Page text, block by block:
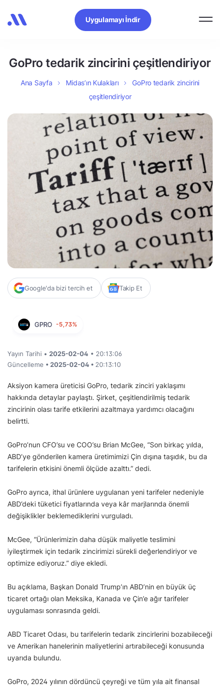
Uygulamayı İndir
GoPro tedarik zincirini çeşitlendiriyor
Ana Sayfa Midas’ın Kulakları
GoPro tedarik zincirini
çeşitlendiriyor
Google'da bizi tercih et Takip Et
GPRO -5,73%
Yayın Tarihi • 2025-02-04 • 20:13:06
Güncelleme • 2025-02-04 • 20:13:10
Aksiyon kamera üreticisi GoPro, tedarik zinciri yaklaşımı
hakkında detaylar paylaştı. Şirket, çeşitlendirilmiş tedarik
zincirinin olası tarife etkilerini azaltmaya yardımcı olacağını
belirtti.
GoPro’nun CFO’su ve COO’su Brian McGee, “Son birkaç yılda,
ABD’ye gönderilen kamera üretimimizi Çin dışına taşıdık, bu da
tarifelerin etkisini önemli ölçüde azalttı.” dedi.
GoPro ayrıca, ithal ürünlere uygulanan yeni tarifeler nedeniyle
ABD’deki tüketici fiyatlarında veya kâr marjlarında önemli
değişiklikler beklemediklerini vurguladı.
McGee, “Ürünlerimizin daha düşük maliyetle teslimini
iyileştirmek için tedarik zincirimizi sürekli değerlendiriyor ve
optimize ediyoruz.” diye ekledi.
Bu açıklama, Başkan Donald Trump’ın ABD’nin en büyük üç
ticaret ortağı olan Meksika, Kanada ve Çin’e ağır tarifeler
uygulaması sonrasında geldi.
ABD Ticaret Odası, bu tarifelerin tedarik zincirlerini bozabileceği
ve Amerikan hanelerinin maliyetlerini artırabileceği konusunda
uyarıda bulundu.
GoPro, 2024 yılının dördüncü çeyreği ve tüm yıla ait finansal